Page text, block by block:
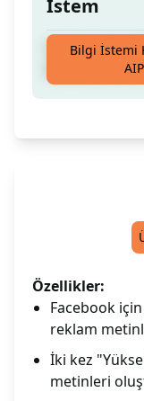
İstem
Facebook'ta
Reklam
Bilgi İstemi
Özellikler:
Facebook
reklam
İki kez
metinleri